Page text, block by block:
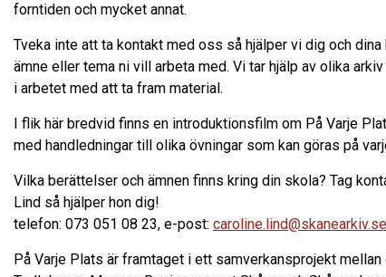
forntiden och mycket annat.
Tveka inte att ta kontakt med oss så hjälper vi dig och
ämne eller tema ni vill arbeta med. Vi tar hjälp av olika
i arbetet med att ta fram material.
I flik här bredvid finns en introduktionsfilm om På Varje
med handledningar till olika övningar som kan göras på
Vilka berättelser och ämnen finns kring din skola? Tag
Lind så hjälper hon dig!
telefon: 073 051 08 23, e-post: caroline.lind@skanearkiv.se
På Varje Plats är framtaget i ett samverkansprojekt